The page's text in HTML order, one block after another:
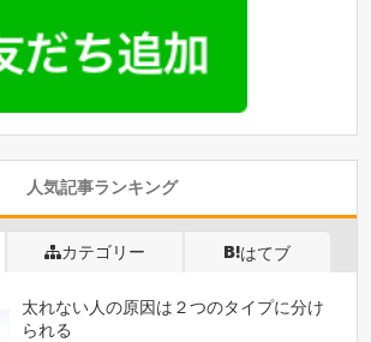
人気記事ランキング
カテゴリー はてブ
太れない人の原因は２つのタイプに分け
られる